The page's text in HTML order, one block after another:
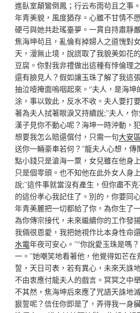
進臥室顛鸞倒鳳；行云布雨茍且之事
年青美貌，風度猶存。心雖不甘情不
硬弓與她共赴瑤臺夢。一貫自持肅靜
焦海坤茍且，亂倫有掉婦人之道愧對
天，漫無止境，說謊取了我貌美如花
豆腐。你對我非禮做出這種有悖倫理
還有臉見人？假如讓玉珠了解了我這
抽泣噎掩面嗚咽起來。‘’夫人，是海
涂，事以致此，反水不收。夫人要打
著為夫人拭著眼淚又持續說;’’夫人，
漢子見你不動心呢？海坤一時沖動，
想要我怎么賠還償付，只需一句大安
送你一輛豪車若何？’’龍夫人心想，
點小錢只是滄海一粟，女兒雖在他身
只是個零頭。也不知他在此外女人身
說;’’這件事就當沒有產生，但你盡不
的這份孝心我記住了。別的，你要同
年青美麗把一切都給了你，為你生了
為你傳宗接代，未來繼續你的工作發揚
我倆很恩愛，我把她視作比本身性命
水電年夜可安心。’’‘’你說愛玉珠是嗎
一。’’她嘲笑地看著他，他覺得如芒在
誓，天日可表，若有異心，未來天誅
不由衷應付龍夫人的戲言。冥冥之中
不其然，焦海坤后來應了咒語天誅地
狠誓呢？信任你即是了，弄得我一身